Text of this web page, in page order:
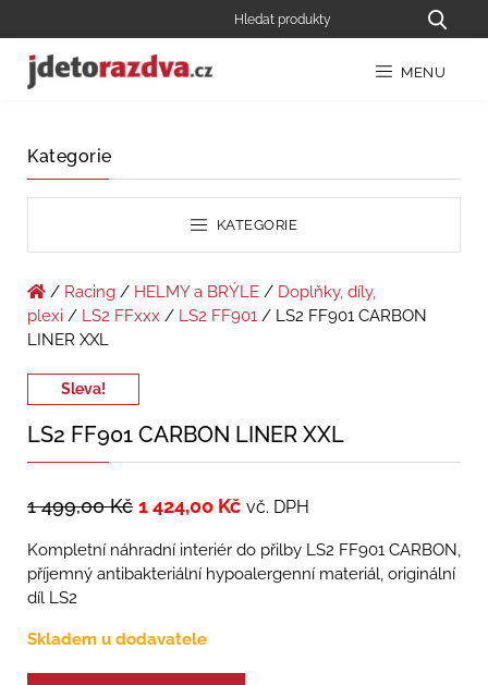
MENU
Kategorie
KATEGORIE
/ Racing / HELMY a BRÝLE / Doplňky, díly,
plexi / LS2 FFxxx / LS2 FF901 / LS2 FF901 CARBON
LINER XXL
Sleva!
LS2 FF901 CARBON LINER XXL
1 499,00Kč 1 424,00 Kč vč. DPH
Kompletní náhradní interiér do přilby LS2 FF901 CARBON,
příjemný antibakteriální hypoalergenní materiál, originální
díl LS2
Skladem u dodavatele